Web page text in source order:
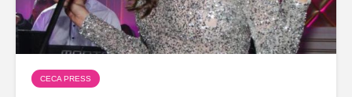
CECA PRESS